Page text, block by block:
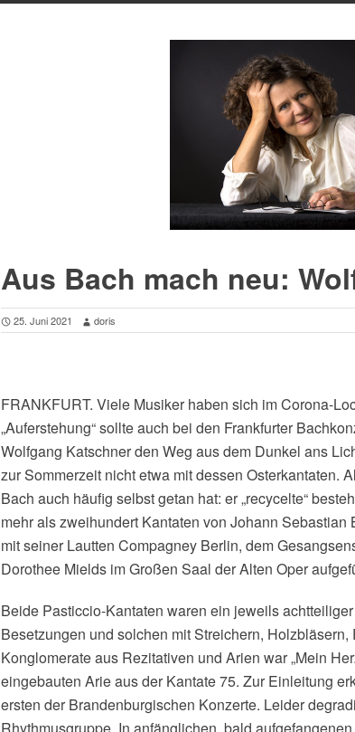
Aus Bach mach neu:
25. Juni 2021 doris
FRANKFURT. Viele Musiker haben sich im Corona-
„Auferstehung“ sollte auch bei den Frankfurter
Wolfgang Katschner den Weg aus dem Dunkel ans
zur Sommerzeit nicht etwa mit dessen Osterkantaten.
Bach auch häufig selbst getan hat: er „recycelte“
mehr als zweihundert Kantaten von Johann
mit seiner Lautten Compagney Berlin, dem
Dorothee Mields im Großen Saal der Alten Oper
Beide Pasticcio-Kantaten waren ein jeweils
Besetzungen und solchen mit Streichern,
Konglomerate aus Rezitativen und Arien war „Mein
eingebauten Arie aus der Kantate 75. Zur Einleitung
ersten der Brandenburgischen Konzerte. Leider